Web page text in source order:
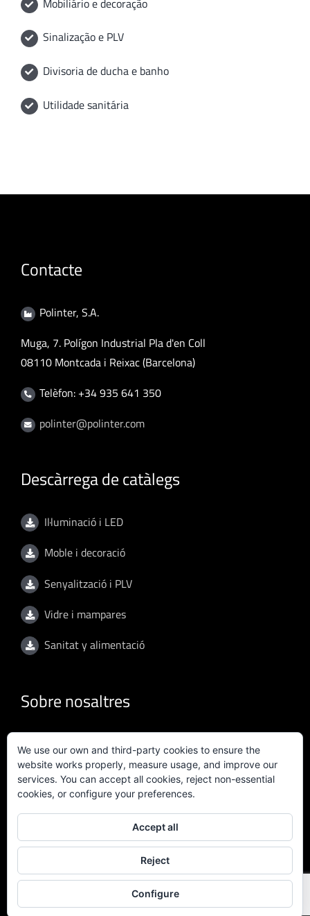
Sinalização e PLV
Divisoria de ducha e banho
Utilidade sanitária
Contacte
Polinter, S.A.
Muga, 7. Polígon Industrial Pla d'en Coll
08110 Montcada i Reixac (Barcelona)
Telèfon: +34 935 641 350
polinter@polinter.com
Descàrrega de catàlegs
Il·luminació i LED
Moble i decoració
Senyalització i PLV
Vidre i mampares
Sanitat y alimentació
Sobre nosaltres
Condicions d'ús
Política de privacitat
Certificat ISO 9001:2015
We use our own and third-party cookies to ensure the
website works properly, measure usage, and improve our
services. You can accept all cookies, reject non-essential
cookies, or configure your preferences.
Accept all
Reject
Configure